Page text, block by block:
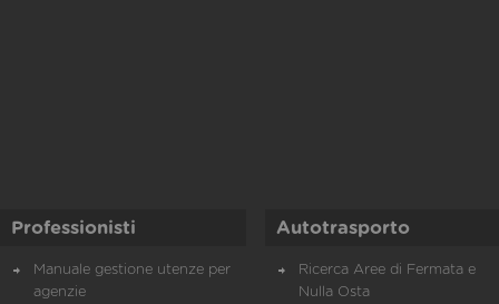
Professionisti
Manuale gestione utenze per
agenzie
Autotrasporto
Ricerca Aree di Fermata e
Nulla Osta